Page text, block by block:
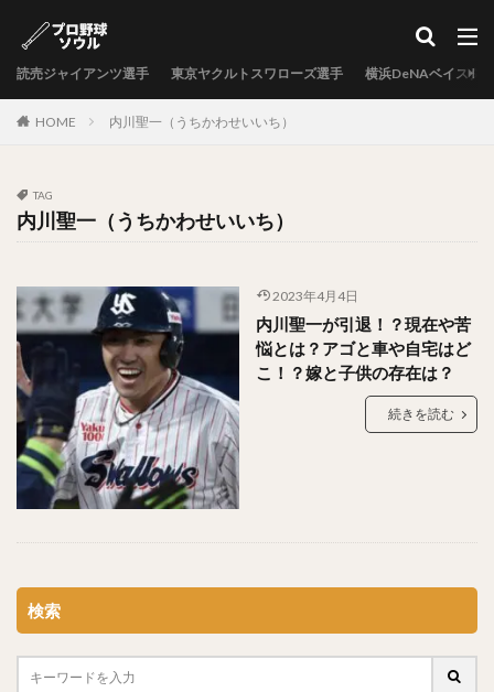
読売ジャイアンツ選手 東京ヤクルトスワローズ選手 横浜DeNAベイスタ
HOME 内川聖一（うちかわせいいち）
TAG
内川聖一（うちかわせいいち）
2023年4月4日
内川聖一が引退！？現在や苦
悩とは？アゴと車や自宅はど
こ！？嫁と子供の存在は？
続きを読む
検索
日暮矢麻人（ひぐらしやまと）
源田壮亮（げんだそうすけ）
秋山幸二（あきやまこうじ）
近本光司（ちかもとこうじ）
村上宗隆（むらかみむねたか）
中島卓也（なかしまたくや）
杉浦稔大（すぎうらとしひろ）
松山竜平（まつやまりゅうへい）
宋家豪（ソン・チャーホウ）
益田直也（ますだなおや）
清原和博（きよはらかずひろ）